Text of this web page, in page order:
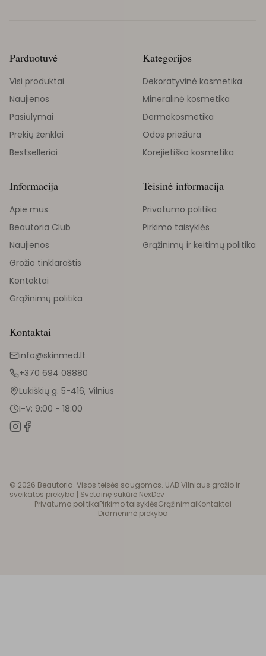
Parduotuvė
Visi produktai
Naujienos
Pasiūlymai
Prekių ženklai
Bestselleriai
Kategorijos
Dekoratyvinė kosmetika
Mineralinė kosmetika
Dermokosmetika
Odos priežiūra
Korejietiška kosmetika
Informacija
Apie mus
Beautoria Club
Naujienos
Grožio tinklaraštis
Kontaktai
Grąžinimų politika
Teisinė informacija
Privatumo politika
Pirkimo taisyklės
Grąžinimų ir keitimų politika
Kontaktai
info@skinmed.lt
+370 694 08880
Lukiškių g. 5-416, Vilnius
I-V: 9:00 - 18:00
© 2026 Beautoria. Visos teisės saugomos. UAB Vilniaus grožio ir
sveikatos prekyba | Svetainę sukūrė NexDev
Privatumo politikaPirkimo taisyklėsGrąžinimaiKontaktai
Didmeninė prekyba